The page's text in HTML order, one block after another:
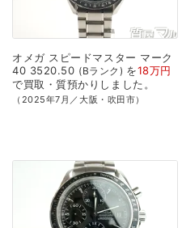
オメガ スピードマスター マーク
40 3520.50 Bランク を18万円
で買取・質預かり しました。
（2025年7月／大阪・吹田市）